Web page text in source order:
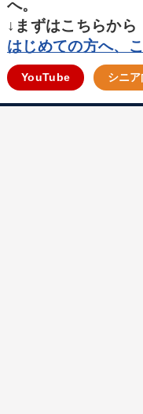
へ。
↓まずはこちらから
はじめての方へ、
YouTube シニ